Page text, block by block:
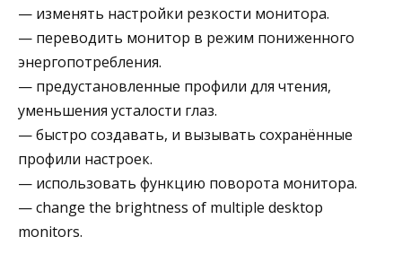
— изменять настройки резкости монитора.
— переводить монитор в режим пониженного
энергопотребления.
— предустановленные профили для чтения,
уменьшения усталости глаз.
— быстро создавать, и вызывать сохранённые
профили настроек.
— использовать функцию поворота монитора.
— change the brightness of multiple desktop
monitors.